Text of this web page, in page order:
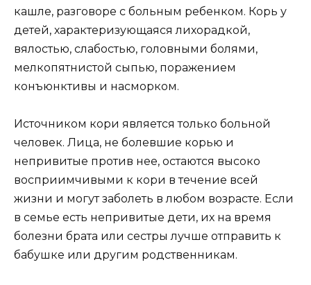
кашле, разговоре с больным ребенком. Корь у
детей, характеризующаяся лихорадкой,
вялостью, слабостью, головными болями,
мелкопятнистой сыпью, поражением
конъюнктивы и насморком.
Источником кори является только больной
человек. Лица, не болевшие корью и
непривитые против нее, остаются высоко
восприимчивыми к кори в течение всей
жизни и могут заболеть в любом возрасте. Если
в семье есть непривитые дети, их на время
болезни брата или сестры лучше отправить к
бабушке или другим родственникам.